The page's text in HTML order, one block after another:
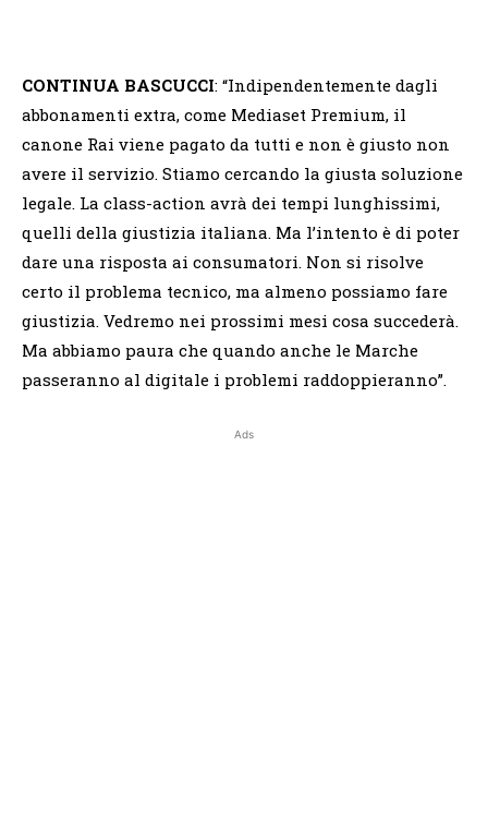
CONTINUA BASCUCCI: “Indipendentemente dagli
abbonamenti extra, come Mediaset Premium, il
canone Rai viene pagato da tutti e non è giusto non
avere il servizio. Stiamo cercando la giusta soluzione
legale. La class-action avrà dei tempi lunghissimi,
quelli della giustizia italiana. Ma l’intento è di poter
dare una risposta ai consumatori. Non si risolve
certo il problema tecnico, ma almeno possiamo fare
giustizia. Vedremo nei prossimi mesi cosa succederà.
Ma abbiamo paura che quando anche le Marche
passeranno al digitale i problemi raddoppieranno”.
Ads